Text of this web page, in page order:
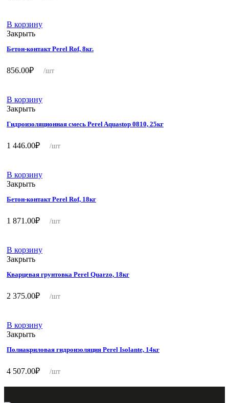
В корзину
Закрыть
Бетон-контакт Perel Rof, 8кг.
856.00₽ /шт
В корзину
Закрыть
Гидроизоляционная смесь Perel Aquastop 0810, 25кг
1 446.00₽ /шт
В корзину
Закрыть
Бетон-контакт Perel Rof, 18кг
1 871.00₽ /шт
В корзину
Закрыть
Кварцевая грунтовка Perel Quarzo, 18кг
2 375.00₽ /шт
В корзину
Закрыть
Полиакриловая гидроизоляция Perel Isolante, 14кг
4 507.00₽ /шт